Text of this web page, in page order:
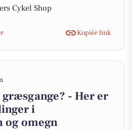
Cykel Shop
Kopiér link
græsgange? - Her er
i
og omegn